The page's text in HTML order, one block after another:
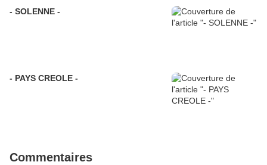
- SOLENNE -
- PAYS CREOLE -
Commentaires